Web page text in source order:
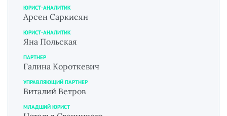
ЮРИСТ-АНАЛИТИК
Арсен Саркисян
ЮРИСТ-АНАЛИТИК
Яна Польская
ПАРТНЕР
Галина Короткевич
УПРАВЛЯЮЩИЙ ПАРТНЕР
Виталий Ветров
МЛАДШИЙ ЮРИСТ